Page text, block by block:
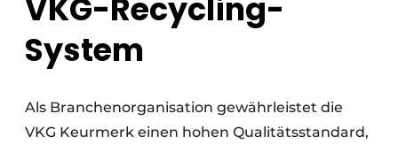
VKG-Recycling-
System
Als Branchenorganisation gewährleistet die
VKG Keurmerk einen hohen Qualitätsstandard,